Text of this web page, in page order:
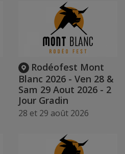
Rodéofest Mont
Blanc 2026 - Ven 28 &
Sam 29 Aout 2026 - 2
Jour Gradin
28 et 29 août 2026